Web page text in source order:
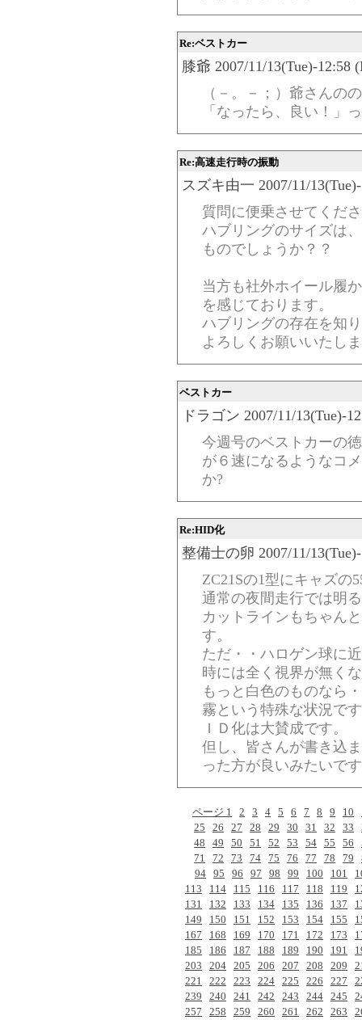
Re:ベストカー
膝爺 2007/11/13(Tue)-12:58
（－。－；）爺さんの
「なったら、良い！」
Re:高速走行時の振動
スズキ由一 2007/11/
質問に便乗させてくだ
ハブリングのサイズは
ものでしょうか？？
当方も社外ホイール履
を感じております。
ハブリングの存在を知
よろしくお願いいたし
ベストカー
ドラゴン 2007/11/13(Tue)-
今週号のベストカーの
が６速になるようなコ
か?
Re:HID化
整備士の卵 2007/11/
ZC21Sの1型にキャズの
通常の夜間走行では明
カットラインもちゃん
す。
ただ・・ハロゲン球に
時には全く視界が無く
もっと白色のものなら
霧という特殊な状況で
ＩＤ化は大賛成です。
但し、皆さんが書き込
った方が良いみたいで
ページ 1 2 3 4 5 6 7 8 9 10
25
26 27 28 29 30 31 32 33
48
49 50 51 52 53 54 55 56
71
72 73 74 75 76 77 78 79
94 95 96 97 98 99 100 101
113
114 115 116 117 118 119
131
132 133 134 135 136 137
149
150 151 152 153 154 155
167
168 169 170 171 172 173
185
186 187 188 189 190 191
203
204 205 206 207 208 209
221
222 223 224 225 226 227
239
240 241 242 243 244 245
257
258 259 260 261 262 263